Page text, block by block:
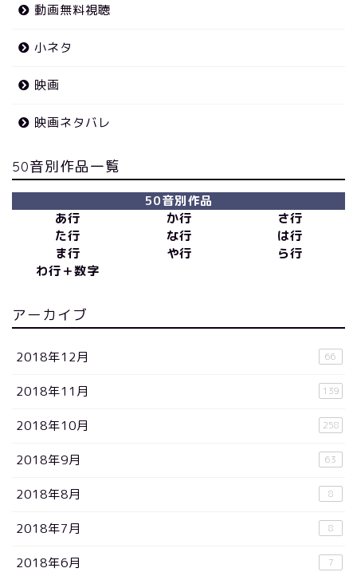
動画無料視聴
小ネタ
映画
映画ネタバレ
50音別作品一覧
50音別作品
あ行
か行
さ行
た行
な行
は行
ま行
や行
ら行
わ行＋数字
アーカイブ
2018年12月 66
2018年11月 139
2018年10月 258
2018年9月 63
2018年8月 8
2018年7月 8
2018年6月 7